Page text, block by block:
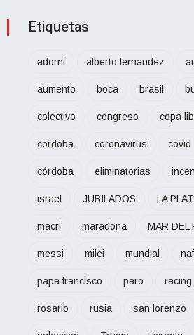
Etiquetas
adorni alberto fernandez
aumento boca brasil
colectivo congreso copa
cordoba coronavirus covid
córdoba eliminatorias
israel JUBILADOS LA
macri maradona MAR DEL
messi milei mundial
papa francisco paro racing
rosario rusia san lorenzo